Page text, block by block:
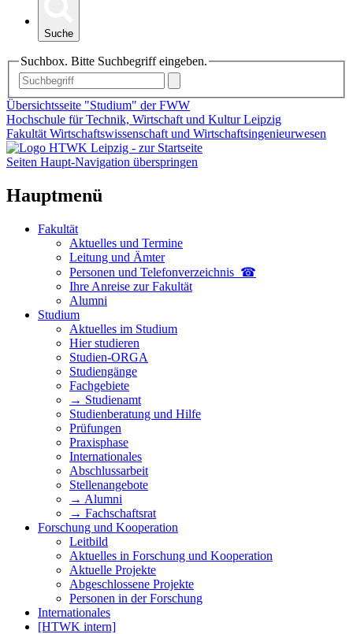
Suche
Suchbox. Bitte Suchbegriff eingeben.
Übersichtsseite "Studium" der FWW
Hochschule für Technik, Wirtschaft und Kultur Leipzig
Fakultät Wirtschaftswissenschaft und Wirtschaftsingenieurwesen
Seiten Haupt-Navigation überspringen
Hauptmenü
Fakultät
Aktuelles und Termine
Leitung und Ämter
Personen und Telefon­verzeichnis ☎
Ihre Anreise zur Fakultät
Alumni
Studium
Aktuelles im Studium
Hier studieren
Studien-ORGA
Studiengänge
Fachgebiete
→ Studienamt
Studienberatung und Hilfe
Prüfungen
Praxisphase
Internationales
Abschlussarbeit
Stellenangebote
→ Alumni
→ Fachschaftsrat
Forschung und Kooperation
Leitbild
Aktuelles in Forschung und Kooperation
Aktuelle Projekte
Abgeschlossene Projekte
Personen in der Forschung
Internationales
[HTWK intern]